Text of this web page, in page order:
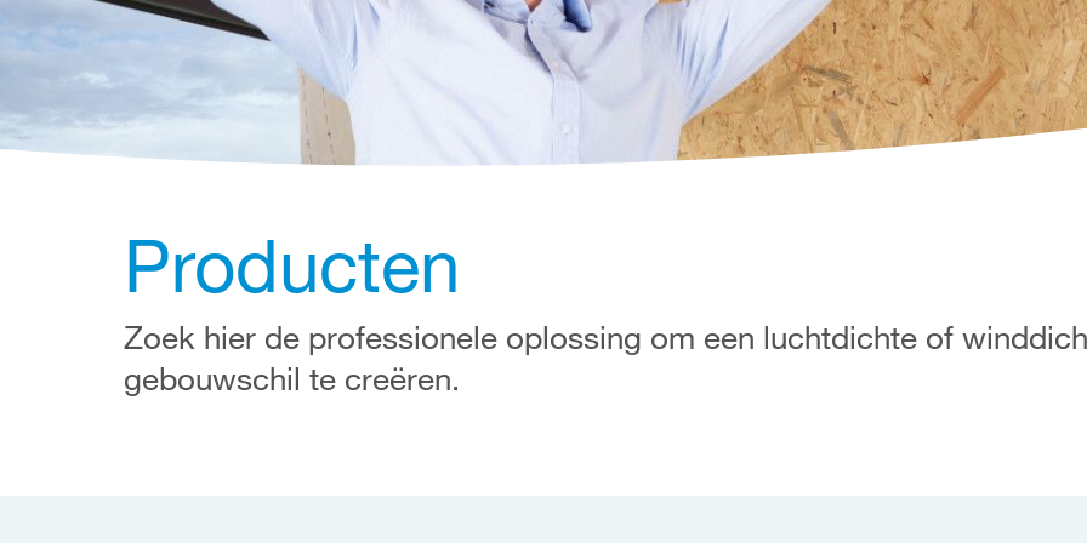
Producten
Zoek hier de professionele oplossing om een luchtdichte of
gebouwschil te creëren.